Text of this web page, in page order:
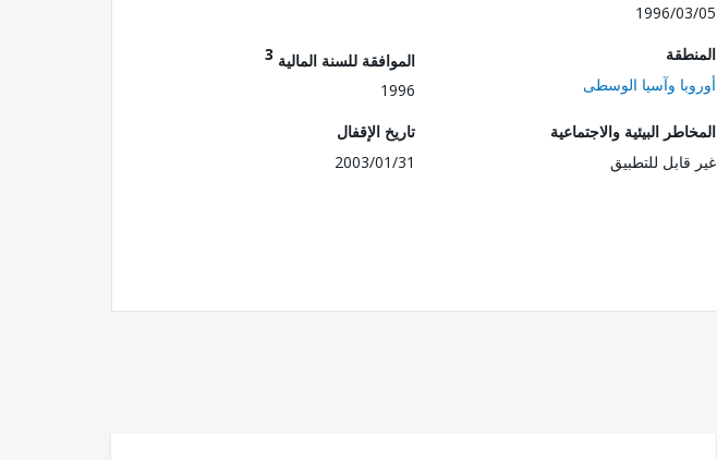
1996/03/05
المنطقة
أوروبا وآسيا الوسطى
الموافقة للسنة المالية 3
1996
المخاطر البيئية والاجتماعية
غير قابل للتطبيق
تاريخ الإقفال
2003/01/31